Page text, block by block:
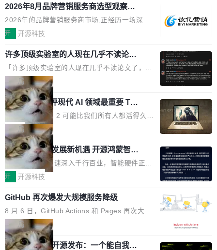
求时倾向于先问AI。几组数据指向一致:GEO已
从营销"加分项"变成品牌在AI时...
要。但用久了你会发现，它们本质上都是同一类
东西：一个带网页上下文的聊天框。 它们能读取
页面的文本，然后把文本丢给大模型，再返回一
段回答。仅此而已。 这当然有用，但总觉得差点
意思。比如我在一个后台管理系统里，需要填50
个表单字段，每个字段还有联动逻辑；比如我
想...
电源专为发烧级DIY主机与本地AI算力平台打
造，整机长度仅16厘米，提供1600W额定功率
与80PLUS钛金能效；支持ATX 3.1与PCIe 5.1
实时LCD监控屏，可充分满足当下高阶PC主机
的严苛使用需求。 澎湃功率，紧凑机身 钛金雕1
600PG5 AI TOP具备强悍输出功率，同时实现
机身尺寸大幅精简。整机长度仅16厘米，属于同
功率段机身尺寸十分紧凑的1600W电源产品。小
巧机身有效提升市面主流标准A...
2026年8月品牌营销服务商选型观察：
从流量思维到品牌资产思维的范式转移
2026年的品牌营销服务商市场,正经历一场深刻
的价值重构。全球全案品牌代理机构市场从2025
复合增长率达5.44%,预计2032年将突破120亿美
元。数字广告与公共关系相关服务市场更是从20
25年的8463亿美元扩张至2026年的8763亿美
元。数字的背后是一个清晰的事实——品牌对专
业化营销服务的需求从未如此迫切。 但市场扩容
的同时,服务商的竞争逻辑正在改变。2026年Top
Agency年度合辑的观察指出,“产品”这个离消费
者最近的载体,在整个品牌营销层面的权重显著变
高了。全域营销服务商的竞争正在从规模转向深
度,案例厚度、全域覆盖、多线协同...
开 开源科技
许多顶级实验室的人现在几乎不读论文
了
「许多顶级实验室的人现在几乎不读论文了，而
且他们认为 ICLR/ICML/NeurIPS 充斥着大量过
度宣传和欺诈。」 OpenAI 研究员 Keller Jorda
n 这条推文引发了广泛讨论。他不是在说风凉
话，他是说出了一个圈内人尽皆知但很少公开捅
破的事实。 Jordan 随后补充了一句软化声明：
「我不认为这些会议上大部分论文都在过度宣传
或造假。问题是，作为读者，如果你筛选出那些
看起来最令人兴奋的论文，那它们大部分都是过
度宣传的。」 这才是真正的痛点。不是所有论文
都有问题，是最吸引眼球的那批论文最有问题。
他引用的帖子来自 Mathew Shen，一位 ICLR 2
026 的读者：「看了篇 ...
局
xAI 前工程师评现代 AI 领域最重要 Top
3 开源项目
Flash Attention 2 可能比我们所有人都活得久。
这句话不是来自某个技术博客，而是出自 Hieu
Pham 的一条推文。Hieu Pham 是谁？他是 xAI
的早期工程师之一，在 Grok 训练基础设施团队
工作过。近日他在 X 上发了一条帖子，列出了他
认为现代 AI 领域最重要的三个开源项目。 第一
理由很具体。FA 系列不需要解释，但 FA2 是他
认为最重要的一个——复杂度恰到好处，刚好能
驱动你去学 CuTe，但还没被那些"邪恶的" Hopp
er++ 优化所淹没，足够容易修改和适配。 更关
键的是 FA2 的持久性...
局
共商智能硬件发展新机遇 开源鸿蒙智能
硬件开发者日杭州站即将举行
随着万物智联加速深入千行百业，智能硬件正从
单点设备迈向智能化、网联化、协同化发展。作
鸿蒙通过统一技术底座和分布式能力，为不同类
型智能设备的开发、连接与互联提供关键支撑，
也为产业链企业探索产品创新与商业增长打开新
的空间。 8月14日，开源鸿蒙智能硬件开发者日
（OHDD：OpenHarmony Hardware Develope
开 开源科技
GitHub 再次爆发大规模服务降级
8 月 6 日，GitHub Actions 和 Pages 再次大规
模服务降级，Actions 完全不可用超过 5 小时，
webhook 停发，连自托管 runner 也因调度层故
障无法工作。Pages、Copilot code review、C
局
Prime Agent 开源发布：一个能自我改